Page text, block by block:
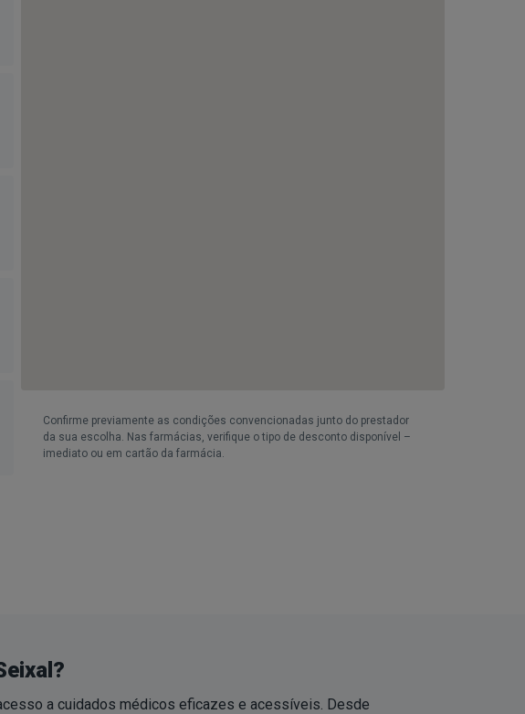
Confirme previamente as condições convencionadas junto do prestador
da sua escolha. Nas farmácias, verifique o tipo de desconto disponível –
imediato ou em cartão da farmácia.
a cuidados médicos eficazes e acessíveis. Desde